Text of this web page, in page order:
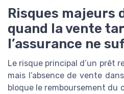
Risques majeurs
quand la vente
l’assurance ne
Le risque principal d’un prêt
mais l’absence de vente
bloque le remboursement du